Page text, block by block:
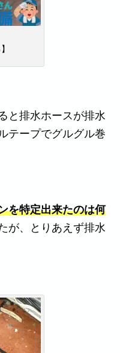
と排水ホースが排水
テープでグルグル巻
を特定出来たのは何
が、とりあえず排水